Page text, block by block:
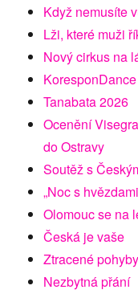
Když nemusíte
Lži, které muži
Nový cirkus na
Tanabata 2026
Ocenění
do Ostravy
Soutěž s
„Noc s
Olomouc se na
Česká je vaše
Ztracené pohyby
Nezbytná přání